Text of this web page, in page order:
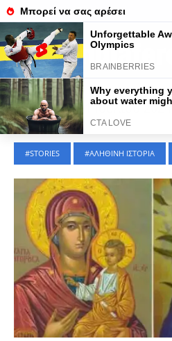
Τελευταίες Ειδήσεις
STORIES|11 Ιουλίου 2024
STORIES ΑΛΗΘΙΝΗ ΙΣΤΟΡΙΑ